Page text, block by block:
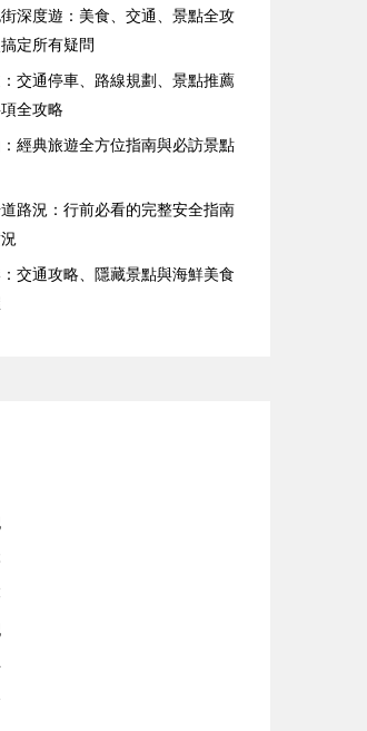
深度遊：美食、交通、景點全攻
定所有疑問
交通停車、路線規劃、景點推薦
全攻略
經典旅遊全方位指南與必訪景點
路況：行前必看的完整安全指南
交通攻略、隱藏景點與海鮮美食